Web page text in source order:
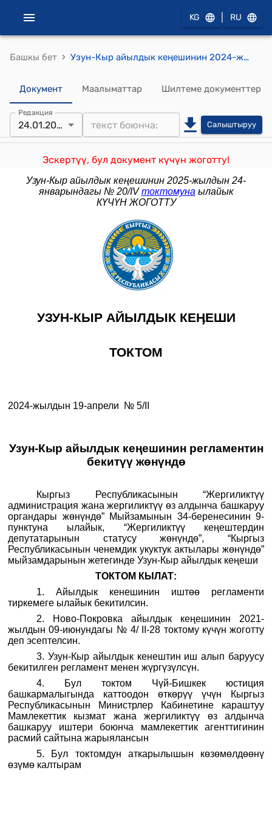
KG RU
Башкы бет › Узун-Кыр айылдык кеңешинин 2024-жылдын 19-апрелиндеги № 5/II "Узун-Кыр айылдык кеңешинин регламентин бекитүү жөнүндө" токтому
Документ Маалыматтар Шилтеме документтер
Редакция
24.01.2025 Салыштыруу
Эскертүү, бул документ күчүн жоготту!